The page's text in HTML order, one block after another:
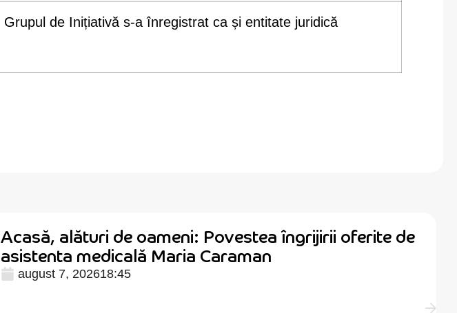
Grupul de Inițiativă s-a înregistrat ca și entitate juridică
Acasă, alături de oameni: Povestea îngrijirii oferite de
asistenta medicală Maria Caraman
august 7, 202618:45